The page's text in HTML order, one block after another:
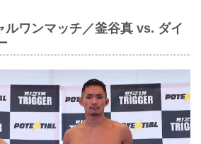
ルワンマッチ／釜谷真 vs. ダイ